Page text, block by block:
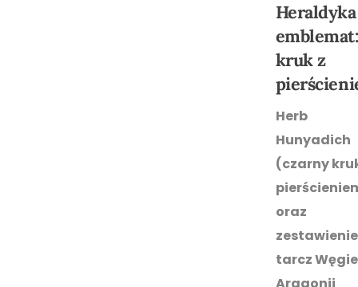
emblemat:
kruk z
Herb
Hunyadich
(czarny
oraz
zestawienie
tarcz